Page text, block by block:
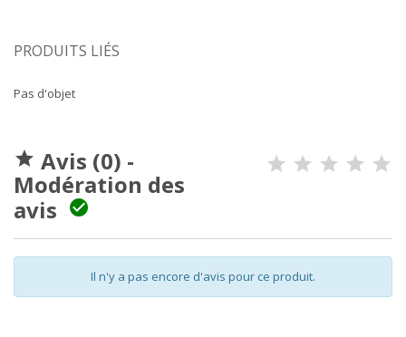
PRODUITS LIÉS
Pas d'objet
 Avis (0) -
Modération des
avis

Il n'y a pas encore d'avis pour ce produit.